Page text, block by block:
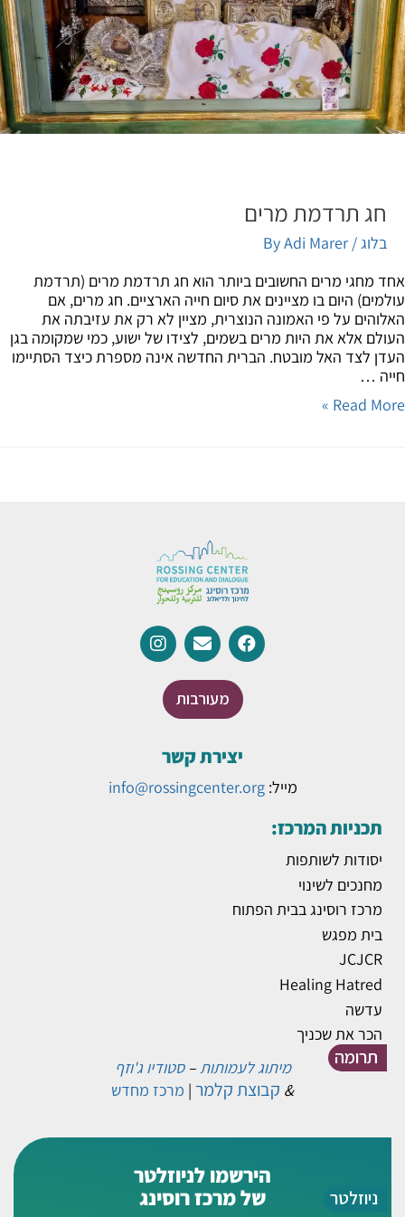
חג תרדמת מרים
בלוג/ By
Adi Marer
מחגי מרים החשובים ביותר הוא חג תרדמת מרים (תרדמת
היום בו מציינים את סיום חייה הארציים. חג מרים, אם
על פי האמונה הנוצרית, מציין לא רק את עזיבתה את
אלא את היות מרים בשמים, לצידו של ישוע, כמי שמקומה בגן
לצד האל מובטח. הברית החדשה אינה מספרת כיצד הסתיימו
…
Read
תרומה
ניוזלטר
מעורבות
יצירת קשר
מייל:info@rossingcenter.org
תכניות המרכז:
יסודות לשותפות
מחנכים לשינוי
מרכז רוסינג בבית הפתוח
בית מפגש
JCJCR
Healing Hatred
עדשה
הכר את שכניך
מיתוג לעמותות–סטודיו ג'וזף
קבוצת קלמר|מרכז מחדש
הירשמו לניוזלטר
של מרכז רוסינג